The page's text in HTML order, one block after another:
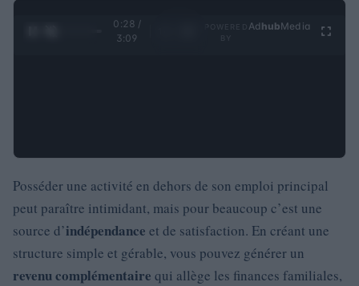
0:29 /
3:09
Ad hubMedia
Posséder une activité en dehors de son emploi principal
peut paraître intimidant, mais pour beaucoup c’est une
source d’indépendance et de satisfaction. En créant une
structure simple et gérable, vous pouvez générer un
revenu complémentaire qui allège les finances familiales,